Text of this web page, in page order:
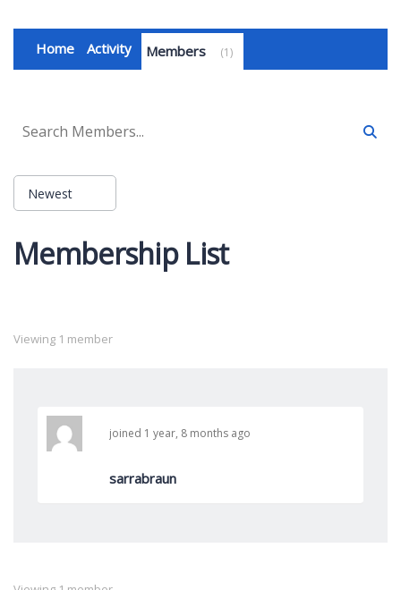
Home Activity Members 1
By:
Newest
Membership List
Viewing 1 member
sarrabraun
joined 1 year, 8 months ago